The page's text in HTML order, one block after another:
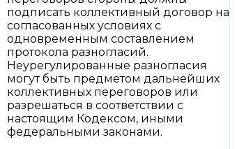
подписать коллективный договор на
согласованных условиях с
одновременным составлением
протокола разногласий.
Неурегулированные разногласия
могут быть предметом дальнейших
коллективных переговоров или
разрешаться в соответствии с
настоящим Кодексом, иными
федеральными законами.